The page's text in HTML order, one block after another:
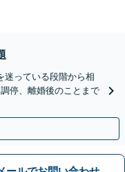
迷っている段階から相
停、離婚後のことまで